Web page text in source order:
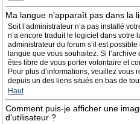
Ma langue n’apparaît pas dans la
Soit l’administrateur n’a pas installé
n’a encore traduit le logiciel dans votre
administrateur du forum s’il est
langue que vous souhaitez. Si
êtes libre de vous porter volontaire et
Pour plus d’informations, veuillez vous
depuis un des liens situés en bas de
Haut
Comment puis-je afficher une
d’utilisateur ?